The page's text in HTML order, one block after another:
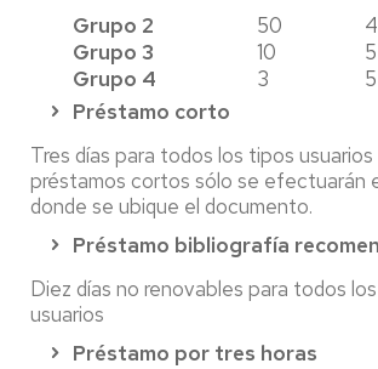
Grupo 2 50 4
Grupo 3
10 5
Grupo 4
3 5
Préstamo corto
Tres días para todos los tipos
préstamos cortos sólo se efectuarán
donde se ubique el documento.
Préstamo bibliografía
Diez días no renovables para todos
usuarios
Préstamo por tres horas